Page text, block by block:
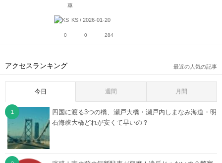
車
KS / 2026-01-20
0 0 284
アクセスランキング 最近の人気の記事
今日 週間 月間
四国に渡る3つの橋、瀬戸大橋・瀬戸内しまなみ海道・明
石海峡大橋どれが安くて早いの？